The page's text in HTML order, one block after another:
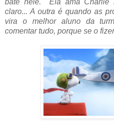
bate nele. Ela ama Charlie
claro... A outra é quando as
vira o melhor aluno da
comentar tudo, porque se o